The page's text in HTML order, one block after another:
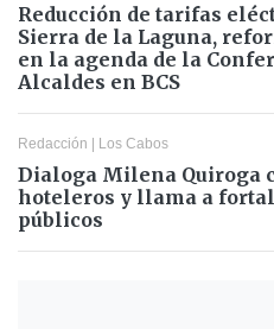
Reducción de tarifas
Sierra de la Laguna,
en la agenda de la
Alcaldes en BCS
Redacción | Los Cabos
Dialoga Milena Quiroga
hoteleros y llama a
públicos